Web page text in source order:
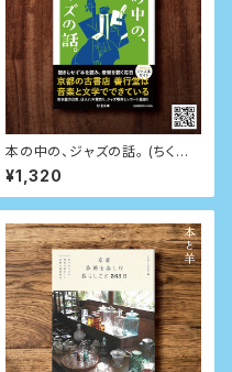
本の中の、ジャズの話。 (ちくま
文庫)
¥1,320